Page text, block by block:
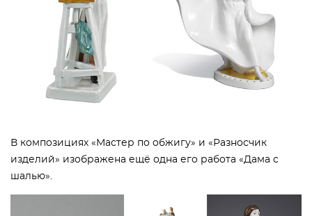
В композициях «Мастер по обжигу» и «Разносчик
изделий» изображена ещё одна его работа «Дама с
шалью».